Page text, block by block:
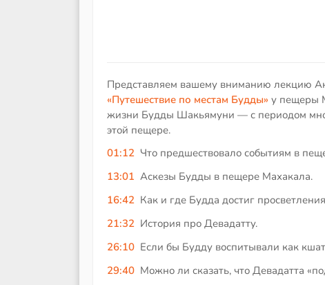
Представляем вашему вниманию лекцию
«Путешествие по местам Будды» у пещеры
жизни Будды Шакьямуни ― с периодом
этой пещере.
01:12 Что предшествовало событиям в
13:01 Аскезы Будды в пещере Махакала.
16:42 Как и где Будда достиг
21:32 История про Девадатту.
26:10 Если бы Будду воспитывали как
29:40 Можно ли сказать, что Девадатта